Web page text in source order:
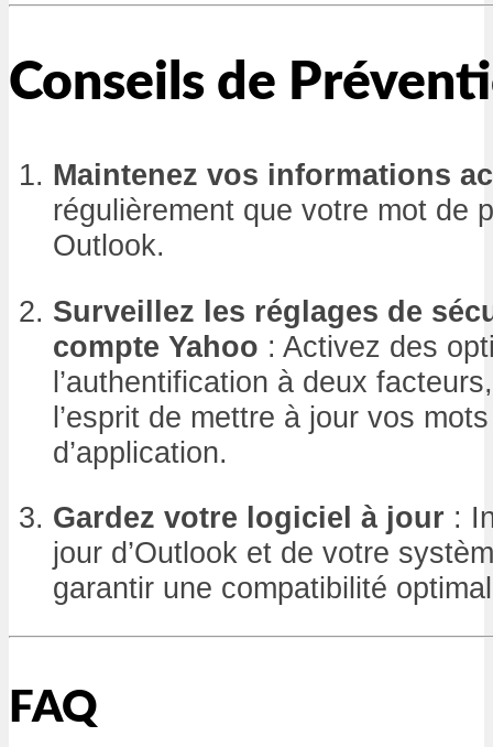
Conseils de
Maintenez vos informations
régulièrement que votre mot de
Outlook.
Surveillez les réglages de
compte Yahoo : Activez des
l’authentification à deux
l’esprit de mettre à jour vos
d’application.
Gardez votre logiciel à jour :
jour d’Outlook et de votre
garantir une compatibilité
FAQ